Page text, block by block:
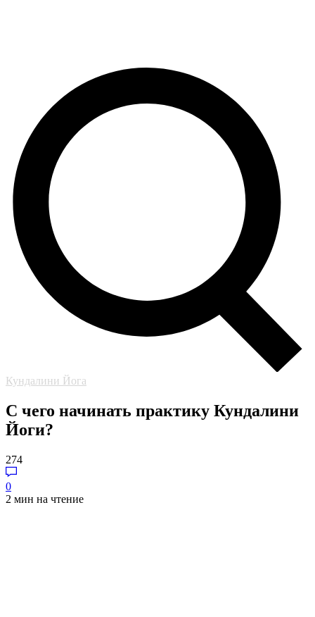
Кундалини Йога
С чего начинать практику Кундалини
Йоги?
274
0
2 мин на чтение